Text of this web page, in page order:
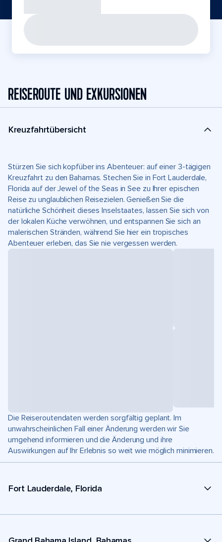
REISEROUTE UND EXKURSIONEN
Kreuzfahrtübersicht
Stürzen Sie sich kopfüber ins Abenteuer: auf einer 3-tägigen
Kreuzfahrt zu den Bahamas. Stechen Sie in Fort Lauderdale,
Florida auf der Jewel of the Seas in See zu Ihrer epischen
Reise zu unglaublichen Reisezielen. Genießen Sie die
natürliche Schönheit dieses Inselstaates, lassen Sie sich von
der lokalen Küche verwöhnen, und entspannen Sie sich an
malerischen Stränden, während Sie hier ein tropisches
Abenteuer erleben, das Sie nie vergessen werden.
Die Reiseroutendaten werden sorgfältig geplant. Im
unwahrscheinlichen Fall einer Änderung werden wir Sie
umgehend informieren und die Änderung und ihre
Auswirkungen auf Ihr Erlebnis so weit wie möglich minimieren.
Fort Lauderdale, Florida